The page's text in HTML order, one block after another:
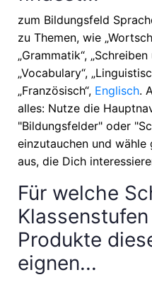
zum Bildungsfeld
zu Themen, wie
„Grammatik“, „Schreiben
„Vocabulary“,
„Französisch“, Englisch.
alles: Nutze die
"Bildungsfelder" oder
einzutauchen und
aus, die Dich
Für welche
Produkte
eignen...